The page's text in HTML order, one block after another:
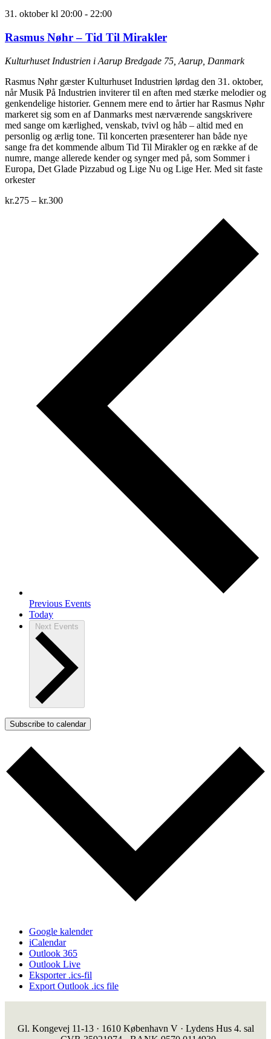
31. oktober kl 20:00 - 22:00
Rasmus Nøhr – Tid Til Mirakler
Kulturhuset Industrien i Aarup Bredgade 75, Aarup, Danmark
Rasmus Nøhr gæster Kulturhuset Industrien lørdag den 31. oktober,
når Musik På Industrien inviterer til en aften med stærke melodier og
genkendelige historier. Gennem mere end to årtier har Rasmus Nøhr
markeret sig som en af Danmarks mest nærværende sangskrivere
med sange om kærlighed, venskab, tvivl og håb – altid med en
personlig og ærlig tone. Til koncerten præsenterer han både nye
sange fra det kommende album Tid Til Mirakler og en række af de
numre, mange allerede kender og synger med på, som Sommer i
Europa, Det Glade Pizzabud og Lige Nu og Lige Her. Med sit faste
orkester
kr.275 – kr.300
Previous Events
Today
Next Events
Subscribe to calendar
Google kalender
iCalendar
Outlook 365
Outlook Live
Eksporter .ics-fil
Export Outlook .ics file
Gl. Kongevej 11-13 · 1610 København V · Lydens Hus 4. sal